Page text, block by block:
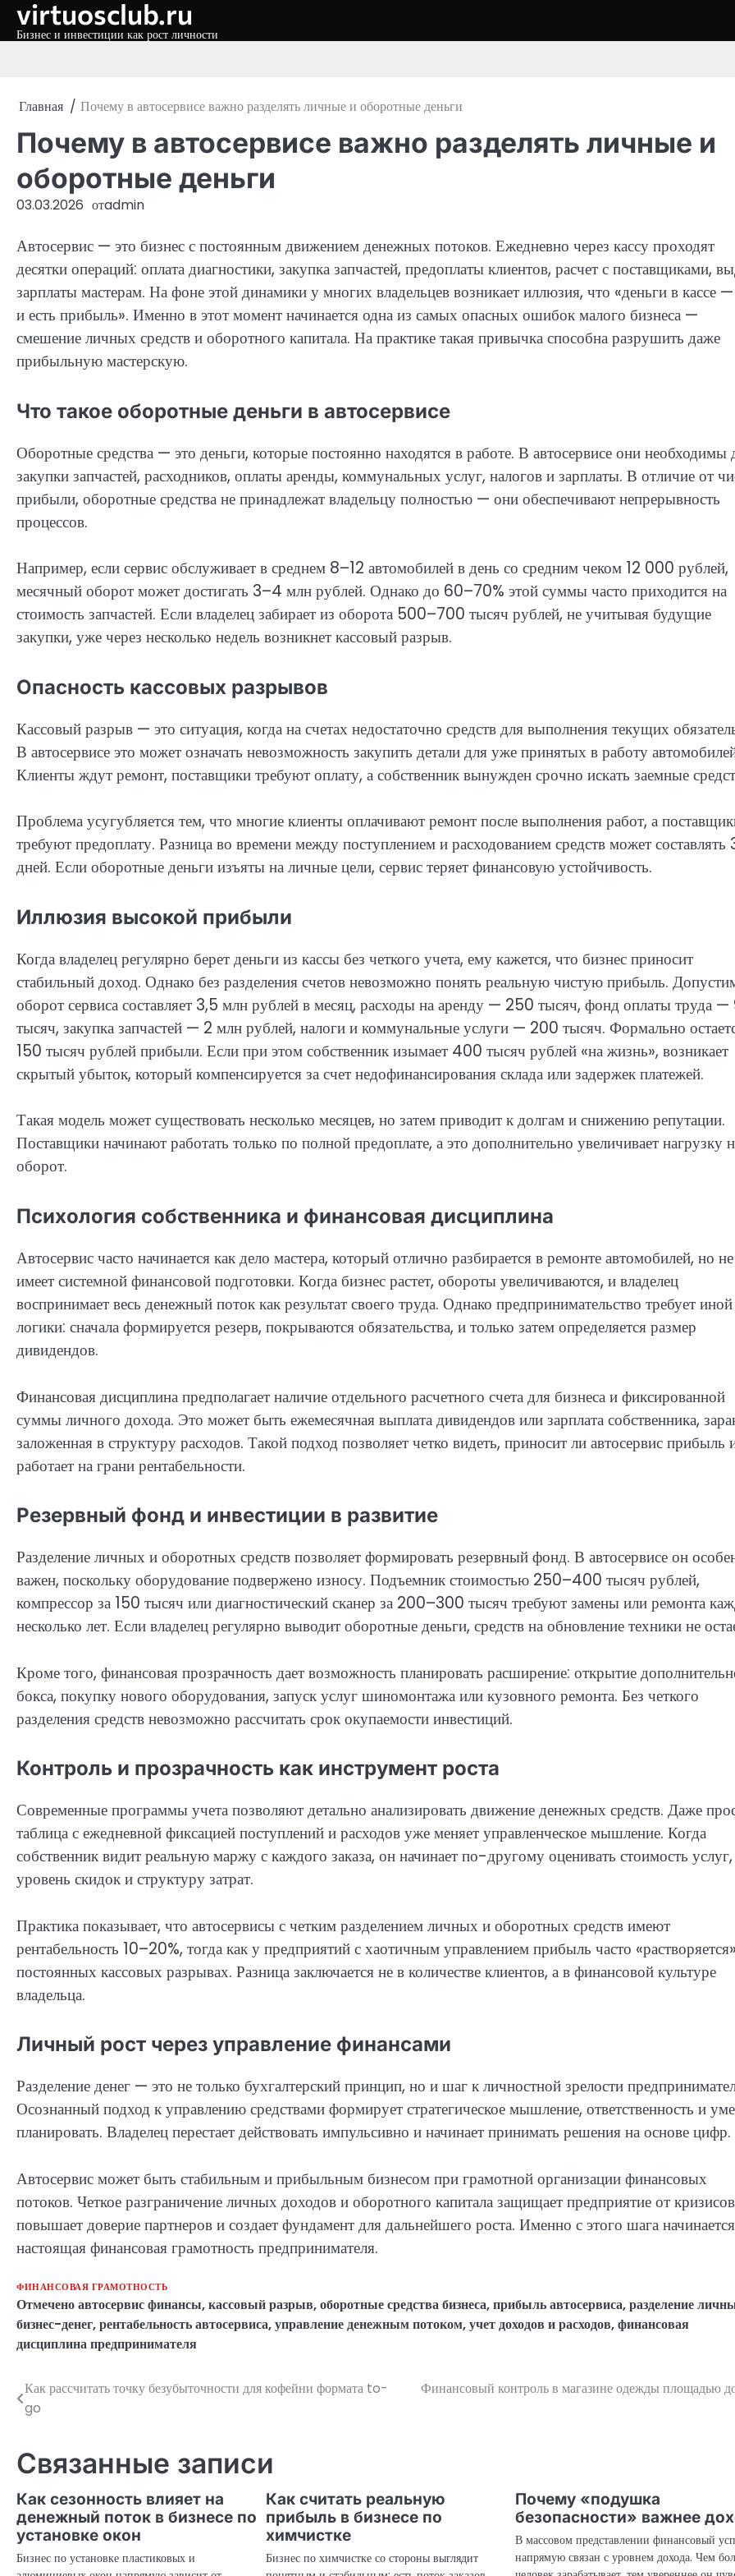
Перейти
virtuosclub.ru
Бизнес и инвестиции как рост личности
Главная Почему в автосервисе важно разделять личные и оборотные деньги
Почему в автосервисе важно разделять личные и
оборотные деньги
03.03.2026 отadmin
Автосервис — это бизнес с постоянным движением денежных потоков. Ежедневно через кассу проходят
десятки операций: оплата диагностики, закупка запчастей, предоплаты клиентов, расчет с поставщиками,
зарплаты мастерам. На фоне этой динамики у многих владельцев возникает иллюзия, что «деньги в кассе
и есть прибыль». Именно в этот момент начинается одна из самых опасных ошибок малого бизнеса —
смешение личных средств и оборотного капитала. На практике такая привычка способна разрушить даже
прибыльную мастерскую.
Что такое оборотные деньги в автосервисе
Оборотные средства — это деньги, которые постоянно находятся в работе. В автосервисе они необходимы
закупки запчастей, расходников, оплаты аренды, коммунальных услуг, налогов и зарплаты. В отличие от
прибыли, оборотные средства не принадлежат владельцу полностью — они обеспечивают непрерывность
процессов.
Например, если сервис обслуживает в среднем 8–12 автомобилей в день со средним чеком 12 000 рублей,
месячный оборот может достигать 3–4 млн рублей. Однако до 60–70% этой суммы часто приходится на
стоимость запчастей. Если владелец забирает из оборота 500–700 тысяч рублей, не учитывая будущие
закупки, уже через несколько недель возникнет кассовый разрыв.
Опасность кассовых разрывов
Кассовый разрыв — это ситуация, когда на счетах недостаточно средств для выполнения текущих
В автосервисе это может означать невозможность закупить детали для уже принятых в работу
Клиенты ждут ремонт, поставщики требуют оплату, а собственник вынужден срочно искать заемные
Проблема усугубляется тем, что многие клиенты оплачивают ремонт после выполнения работ, а
требуют предоплату. Разница во времени между поступлением и расходованием средств может составлять
дней. Если оборотные деньги изъяты на личные цели, сервис теряет финансовую устойчивость.
Иллюзия высокой прибыли
Когда владелец регулярно берет деньги из кассы без четкого учета, ему кажется, что бизнес приносит
стабильный доход. Однако без разделения счетов невозможно понять реальную чистую прибыль.
оборот сервиса составляет 3,5 млн рублей в месяц, расходы на аренду — 250 тысяч, фонд оплаты труда
тысяч, закупка запчастей — 2 млн рублей, налоги и коммунальные услуги — 200 тысяч. Формально
150 тысяч рублей прибыли. Если при этом собственник изымает 400 тысяч рублей «на жизнь», возникает
скрытый убыток, который компенсируется за счет недофинансирования склада или задержек платежей.
Такая модель может существовать несколько месяцев, но затем приводит к долгам и снижению репутации.
Поставщики начинают работать только по полной предоплате, а это дополнительно увеличивает нагрузку
оборот.
Психология собственника и финансовая дисциплина
Автосервис часто начинается как дело мастера, который отлично разбирается в ремонте автомобилей, но не
имеет системной финансовой подготовки. Когда бизнес растет, обороты увеличиваются, и владелец
воспринимает весь денежный поток как результат своего труда. Однако предпринимательство требует иной
логики: сначала формируется резерв, покрываются обязательства, и только затем определяется размер
дивидендов.
Финансовая дисциплина предполагает наличие отдельного расчетного счета для бизнеса и фиксированной
суммы личного дохода. Это может быть ежемесячная выплата дивидендов или зарплата собственника,
заложенная в структуру расходов. Такой подход позволяет четко видеть, приносит ли автосервис прибыль
работает на грани рентабельности.
Резервный фонд и инвестиции в развитие
Разделение личных и оборотных средств позволяет формировать резервный фонд. В автосервисе он
важен, поскольку оборудование подвержено износу. Подъемник стоимостью 250–400 тысяч рублей,
компрессор за 150 тысяч или диагностический сканер за 200–300 тысяч требуют замены или ремонта
несколько лет. Если владелец регулярно выводит оборотные деньги, средств на обновление техники не
Кроме того, финансовая прозрачность дает возможность планировать расширение: открытие
бокса, покупку нового оборудования, запуск услуг шиномонтажа или кузовного ремонта. Без четкого
разделения средств невозможно рассчитать срок окупаемости инвестиций.
Контроль и прозрачность как инструмент роста
Современные программы учета позволяют детально анализировать движение денежных средств. Даже
таблица с ежедневной фиксацией поступлений и расходов уже меняет управленческое мышление. Когда
собственник видит реальную маржу с каждого заказа, он начинает по-другому оценивать стоимость услуг,
уровень скидок и структуру затрат.
Практика показывает, что автосервисы с четким разделением личных и оборотных средств имеют
рентабельность 10–20%, тогда как у предприятий с хаотичным управлением прибыль часто
постоянных кассовых разрывах. Разница заключается не в количестве клиентов, а в финансовой культуре
владельца.
Личный рост через управление финансами
Разделение денег — это не только бухгалтерский принцип, но и шаг к личностной зрелости
Осознанный подход к управлению средствами формирует стратегическое мышление, ответственность и
планировать. Владелец перестает действовать импульсивно и начинает принимать решения на основе цифр.
Автосервис может быть стабильным и прибыльным бизнесом при грамотной организации финансовых
потоков. Четкое разграничение личных доходов и оборотного капитала защищает предприятие от
повышает доверие партнеров и создает фундамент для дальнейшего роста. Именно с этого шага начинается
настоящая финансовая грамотность предпринимателя.
ФИНАНСОВАЯ ГРАМОТНОСТЬ
Отмеченоавтосервис финансы,кассовый разрыв,оборотные средства бизнеса,прибыль автосервиса,разделение
бизнес-денег,рентабельность автосервиса,управление денежным потоком,учет доходов и расходов,финансовая
дисциплина предпринимателя
Навигация
по
записям
Как рассчитать точку безубыточности для кофейни формата to-
go
Финансовый контроль в магазине одежды площадью
Связанные записи
Как сезонность влияет на
денежный поток в бизнесе по
установке окон
Бизнес по установке пластиковых и
Как считать реальную
прибыль в бизнесе по
химчистке
Бизнес по химчистке со стороны выглядит
Почему «подушка
безопасности» важнее
В массовом представлении финансовый
напрямую связан с уровнем дохода. Чем